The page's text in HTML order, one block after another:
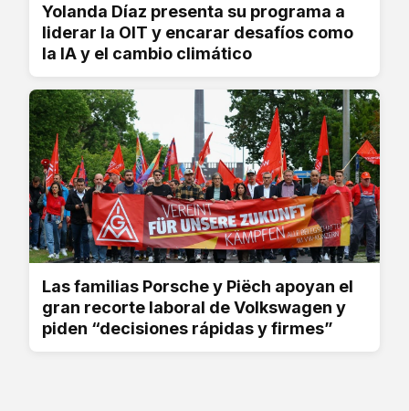
Yolanda Díaz presenta su programa a
liderar la OIT y encarar desafíos como
la IA y el cambio climático
Las familias Porsche y Piëch apoyan el
gran recorte laboral de Volkswagen y
piden “decisiones rápidas y firmes”